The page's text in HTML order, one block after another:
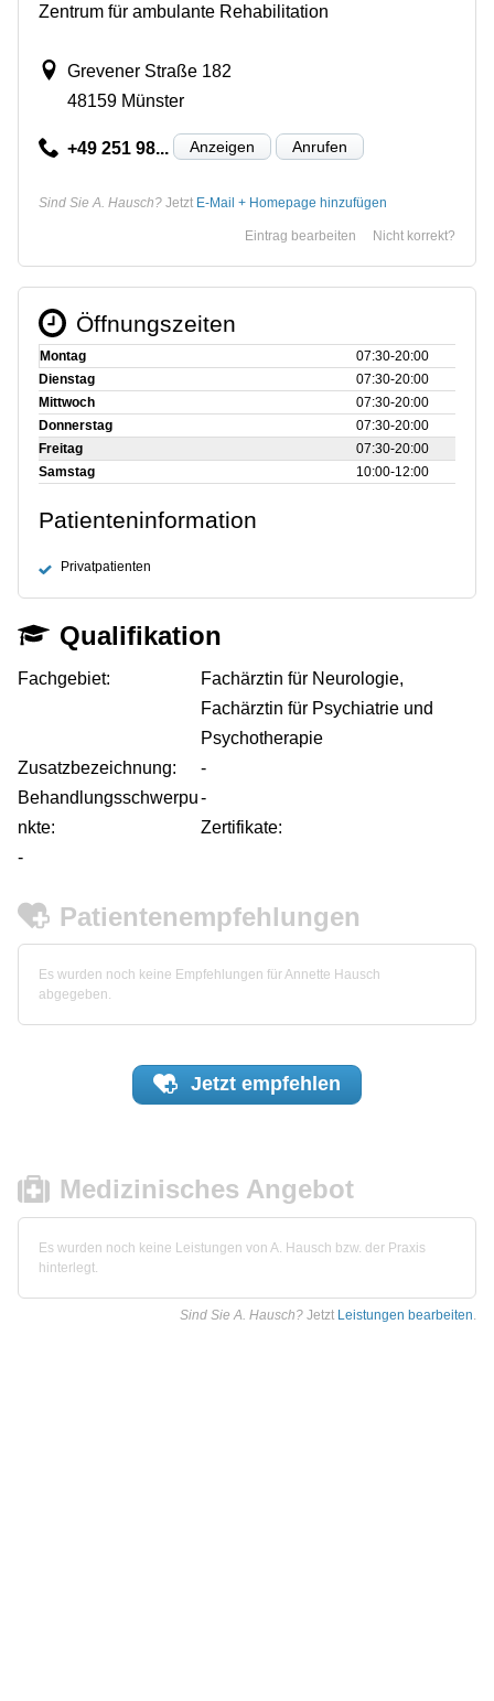
Zentrum für ambulante Rehabilitation
Grevener Straße 182
48159 Münster
+49 251 98... Anzeigen Anrufen
Sind Sie A. Hausch? Jetzt E-Mail + Homepage hinzufügen
Nicht korrekt?
Eintrag bearbeiten
Öffnungszeiten
Montag
07:30‑20:00
Dienstag
07:30‑20:00
Mittwoch
07:30‑20:00
Donnerstag
07:30‑20:00
Freitag
07:30‑20:00
Samstag
10:00‑12:00
Patienteninformation
Privatpatienten
Qualifikation
Fachgebiet:
Fachärztin für Neurologie,
Fachärztin für Psychiatrie und
Psychotherapie
Zusatzbezeichnung:
-
Behandlungsschwerpu
nkte:
-
Zertifikate:
-
Patientenempfehlungen
Es wurden noch keine Empfehlungen für Annette Hausch
abgegeben.
Jetzt empfehlen
Medizinisches Angebot
Es wurden noch keine Leistungen von A. Hausch bzw. der Praxis
hinterlegt.
Sind Sie A. Hausch? Jetzt Leistungen bearbeiten.